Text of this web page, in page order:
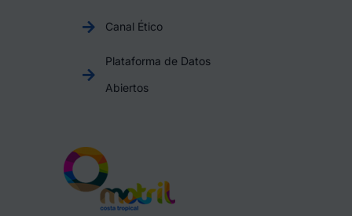
Canal Ético
Plataforma de Datos
Abiertos